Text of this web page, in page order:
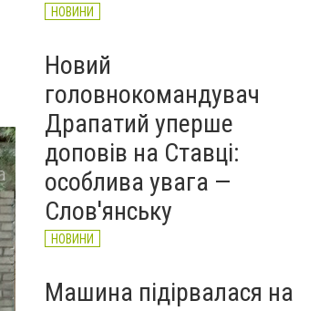
НОВИНИ
Новий
головнокомандувач
Драпатий уперше
доповів на Ставці:
особлива увага —
Слов'янську
НОВИНИ
Машина підірвалася на